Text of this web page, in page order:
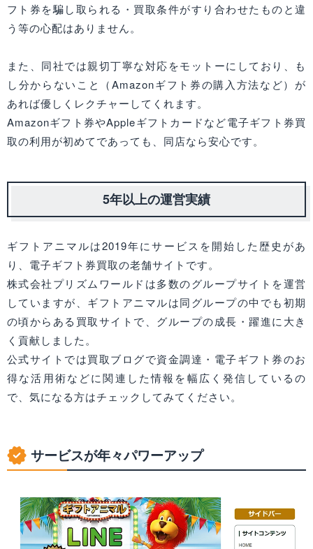
フト券を騙し取られる・買取条件がすり合わせたものと違
う等の心配はありません。
また、同社では親切丁寧な対応をモットーにしており、も
し分からないこと（Amazonギフト券の購入方法など）が
あれば優しくレクチャーしてくれます。
Amazonギフト券やAppleギフトカードなど電子ギフト券買
取の利用が初めてであっても、同店なら安心です。
5年以上の運営実績
ギフトアニマルは2019年にサービスを開始した歴史があ
り、電子ギフト券買取の老舗サイトです。
株式会社プリズムワールドは多数のグループサイトを運営
していますが、ギフトアニマルは同グループの中でも初期
の頃からある買取サイトで、グループの成長・躍進に大き
く貢献しました。
公式サイトでは買取ブログで資金調達・電子ギフト券のお
得な活用術などに関連した情報を幅広く発信しているの
で、気になる方はチェックしてみてください。
サービスが年々パワーアップ